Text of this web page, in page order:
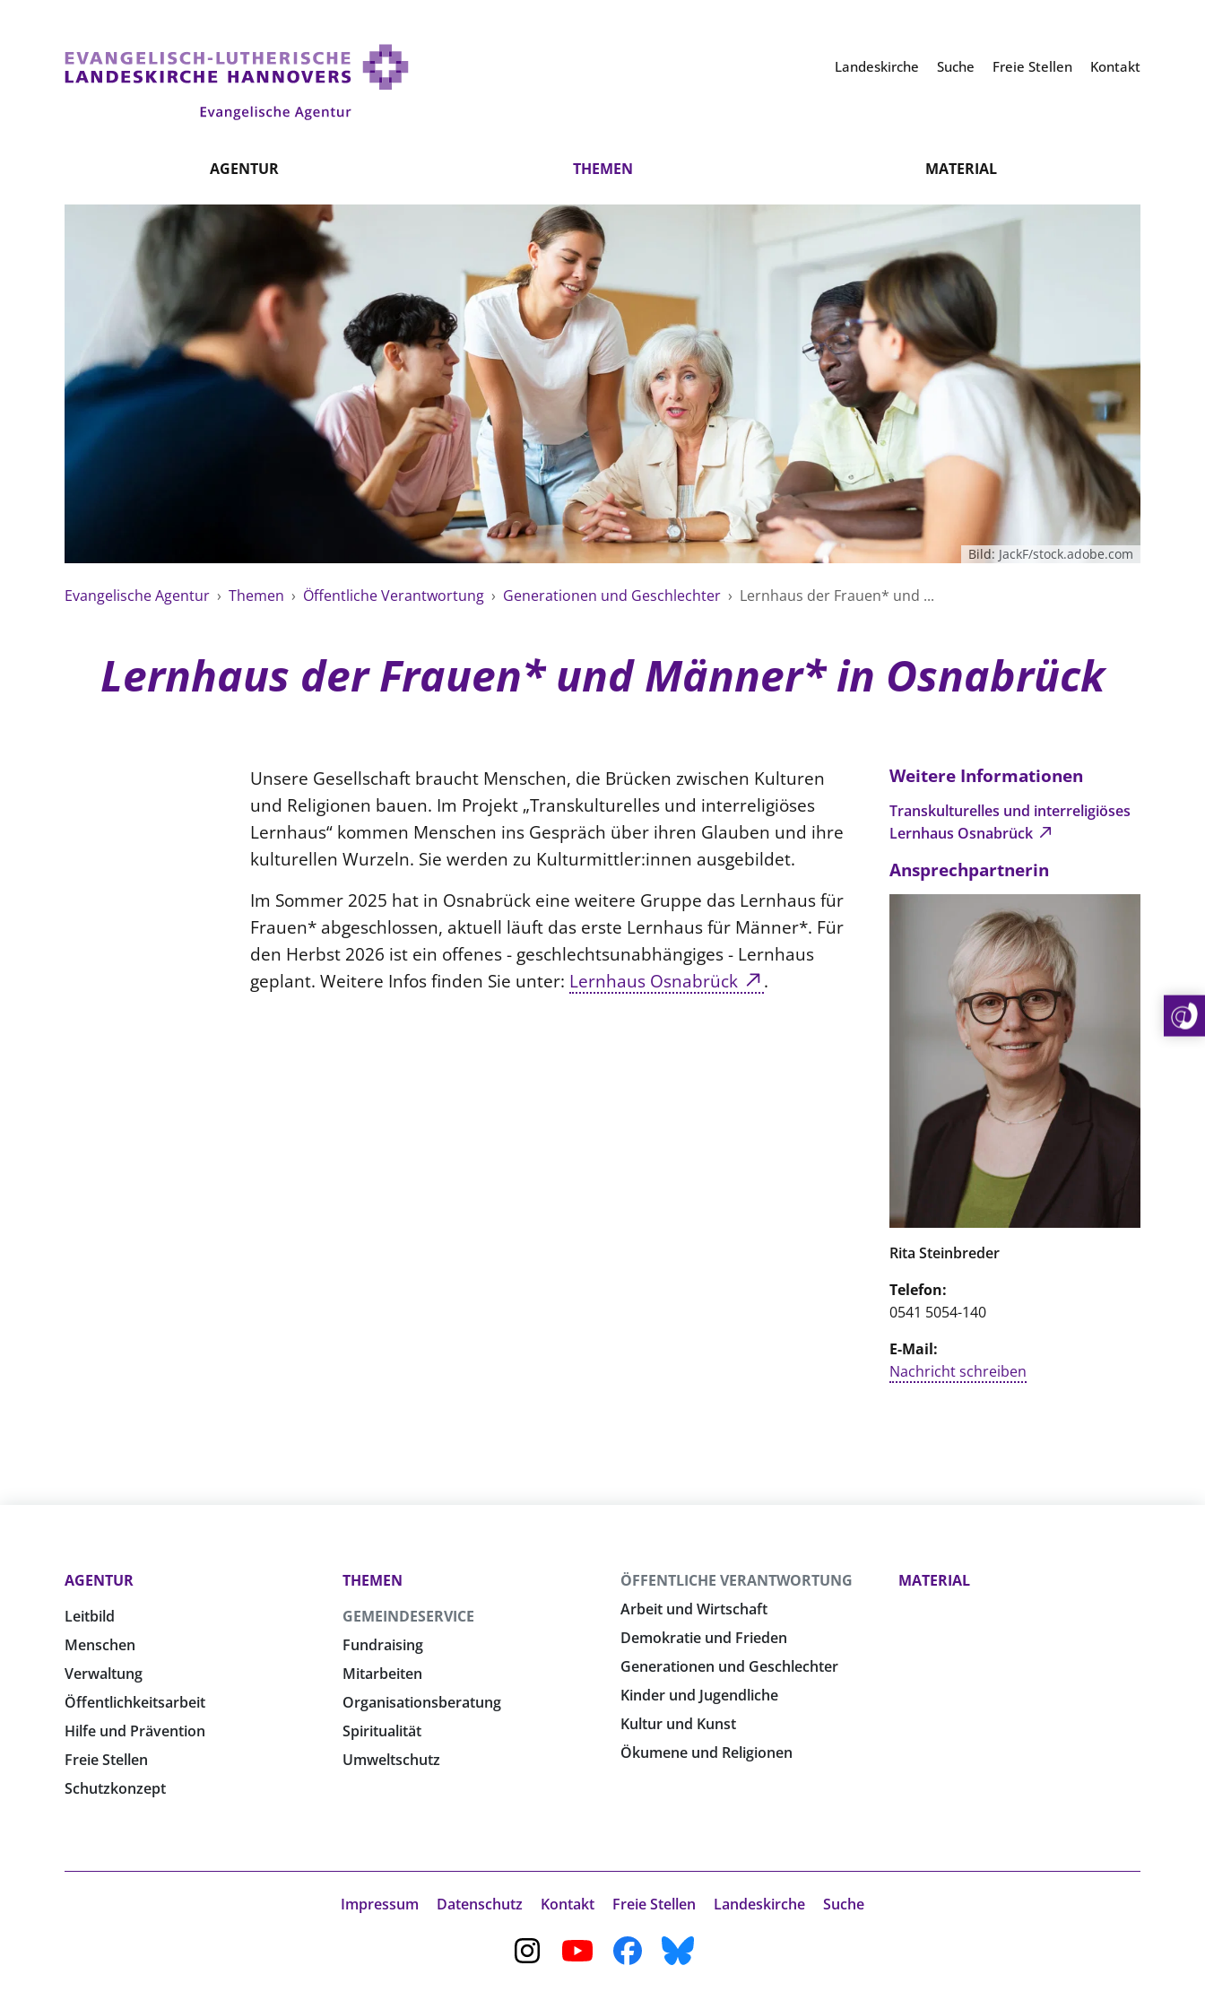
Landeskirche Suche Freie Stellen Kontakt
AGENTUR THEMEN MATERIAL
Bild: JackF/stock.adobe.com
Evangelische Agentur › Themen › Öffentliche Verantwortung › Generationen und Geschlechter › Lernhaus der Frauen* und ...
Lernhaus der Frauen* und Männer* in Osnabrück
Weitere Informationen
Transkulturelles und interreligiöses
Lernhaus Osnabrück
Ansprechpartnerin
Rita Steinbreder
Telefon:
0541 5054-140
E-Mail:
Nachricht schreiben
Unsere Gesellschaft braucht Menschen, die Brücken zwischen Kulturen
und Religionen bauen. Im Projekt „Transkulturelles und interreligiöses
Lernhaus“ kommen Menschen ins Gespräch über ihren Glauben und ihre
kulturellen Wurzeln. Sie werden zu Kulturmittler:innen ausgebildet.
Im Sommer 2025 hat in Osnabrück eine weitere Gruppe das Lernhaus für
Frauen* abgeschlossen, aktuell läuft das erste Lernhaus für Männer*. Für
den Herbst 2026 ist ein offenes - geschlechtsunabhängiges - Lernhaus
geplant. Weitere Infos finden Sie unter: Lernhaus Osnabrück .
AGENTUR
Leitbild
Menschen
Verwaltung
Öffentlichkeitsarbeit
Hilfe und Prävention
Freie Stellen
Schutzkonzept
THEMEN
GEMEINDESERVICE
Fundraising
Mitarbeiten
Organisationsberatung
Spiritualität
Umweltschutz
ÖFFENTLICHE VERANTWORTUNG
Arbeit und Wirtschaft
Demokratie und Frieden
Generationen und Geschlechter
Kinder und Jugendliche
Kultur und Kunst
Ökumene und Religionen
MATERIAL
Impressum Datenschutz Kontakt Freie Stellen Landeskirche Suche